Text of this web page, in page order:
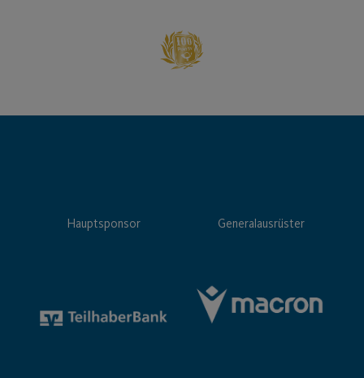
Hauptsponsor Generalausrüster